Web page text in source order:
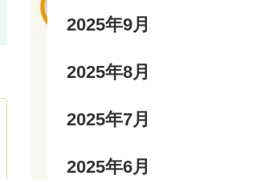
2025年9月
2025年8月
2025年7月
2025年6月